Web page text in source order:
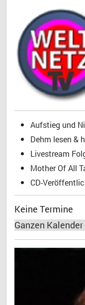
Aufstieg und
Dehm lesen &
Livestream
Mother Of All
CD-
Keine Termine
Ganzen